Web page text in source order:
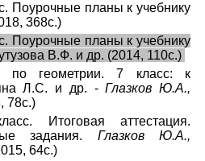
Поурочные планы к учебнику
368с.)
Поурочные планы к учебнику
В.Ф. и др. (2014, 110с.)
по геометрии. 7 класс: к
Л.С. и др. -Глазков Ю.А.,
78с.)
Итоговая аттестация.
задания. Глазков Ю.А.,
64с.)